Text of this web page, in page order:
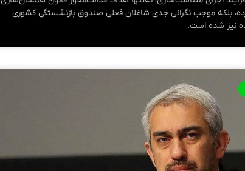
بلکه موجب نگرانی جدی شاغلان فعلی صندوق بازنشستگی کشوری
نیز شده است.